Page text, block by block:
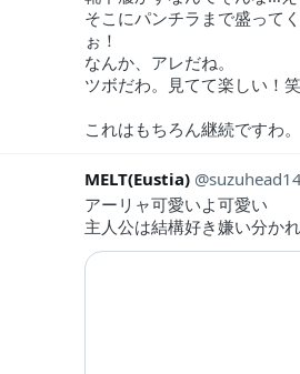
そこにパンチラまで盛って
ぉ！
なんか、アレだね。
ツボだわ。見てて楽しい！笑
これはもちろん継続ですわ。
MELT(Eustia)
アーリャ可愛いよ可愛い
主人公は結構好き嫌い分か